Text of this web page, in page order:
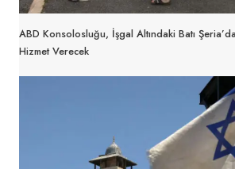
ABD Konsolosluğu, İşgal Altındaki Batı
Hizmet Verecek